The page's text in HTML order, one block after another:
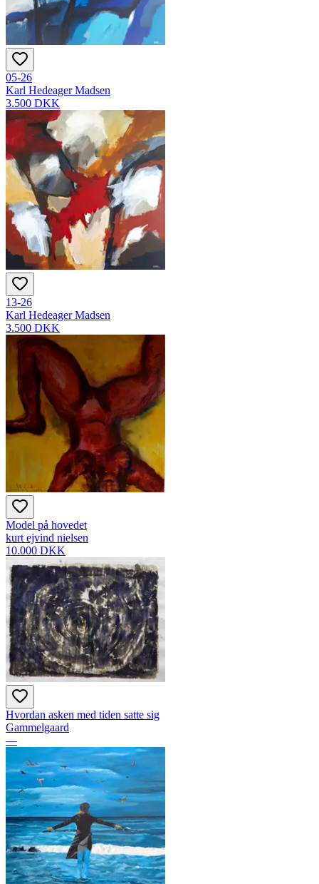
05-26
Karl Hedeager Madsen
3.500 DKK
13-26
Karl Hedeager Madsen
3.500 DKK
Model på hovedet
kurt ejvind nielsen
10.000 DKK
Hvordan asken med tiden satte sig
Gammelgaard
—